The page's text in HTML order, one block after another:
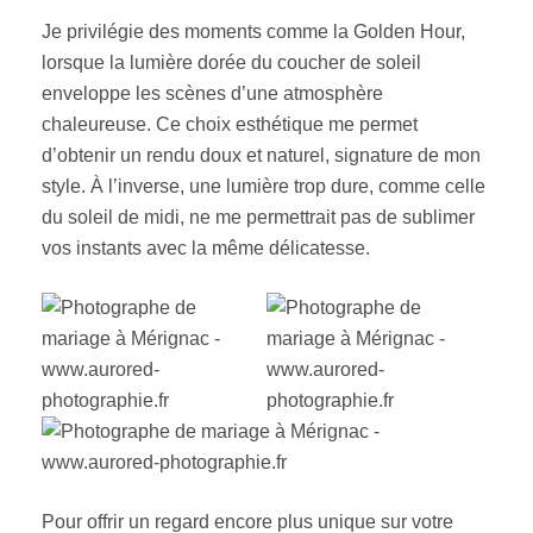
Je privilégie des moments comme la Golden Hour,
lorsque la lumière dorée du coucher de soleil
enveloppe les scènes d’une atmosphère
chaleureuse. Ce choix esthétique me permet
d’obtenir un rendu doux et naturel, signature de mon
style. À l’inverse, une lumière trop dure, comme celle
du soleil de midi, ne me permettrait pas de sublimer
vos instants avec la même délicatesse.
Pour offrir un regard encore plus unique sur votre